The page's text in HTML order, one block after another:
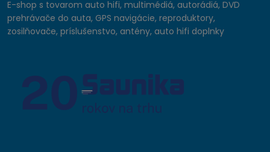
E-shop s tovarom auto hifi, multimédiá, autorádiá, DVD
prehrávače do auta, GPS navigácie, reproduktory,
zosilňovače, príslušenstvo, antény, auto hifi doplnky